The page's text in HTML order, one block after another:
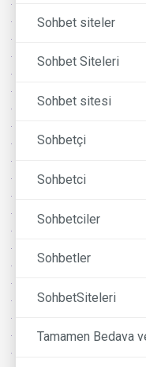
Sohbet siteler
Sohbet Siteleri
Sohbet sitesi
Sohbetçi
Sohbetci
Sohbetciler
Sohbetler
SohbetSiteleri
Tamamen Bedava